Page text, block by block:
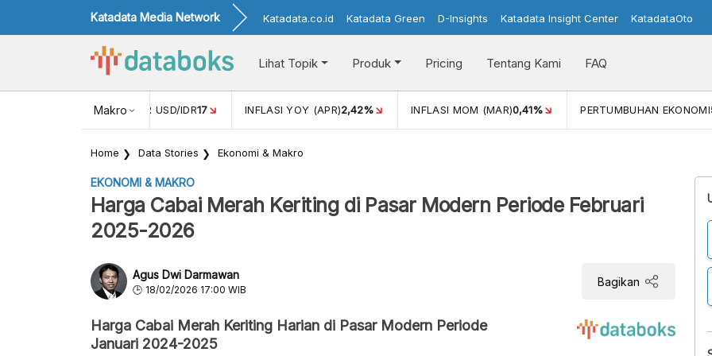
Katadata Media Network Katadata.co.id Katadata Green D-Insights Katadata Insight Center KatadataOto
Lihat Topik Produk Pricing Tentang Kami FAQ
Makro
NILAI TUKAR USD/IDR17 INFLASI YOY (APR)2,42% INFLASI MOM (MAR)0,41% PERTUMBUHAN EKONOMI
Home Data Stories Ekonomi & Makro
EKONOMI & MAKRO
Harga Cabai Merah Keriting di Pasar Modern Periode Februari
2025-2026
Agus Dwi Darmawan
18/02/2026 17:00 WIB
Bagikan
Harga Cabai Merah Keriting Harian di Pasar Modern Periode
Januari 2024-2025